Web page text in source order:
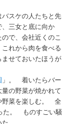
スケの人たちと先
三女と底に向か
で、会社近くのこ
れから肉を食べる
せておいたほうが
」。 着いたらバー
の野菜が焼かれて
野菜を楽しむ。 全
た。 ものすごい騒